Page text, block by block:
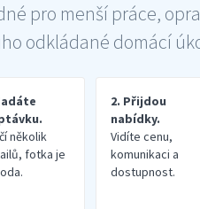
pro menší práce,
odkládané domácí
několik
fotka je
2. Přijdou
nabídky.
Vidíte cenu,
komunikaci a
dostupnost.